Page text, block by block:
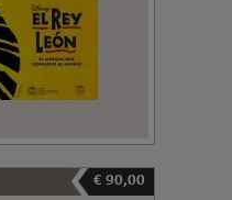
€ 90,00